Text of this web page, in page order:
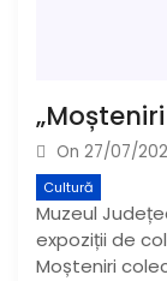
On 27/07/
Cultură
Muzeul
expoziții de
Moșteniri